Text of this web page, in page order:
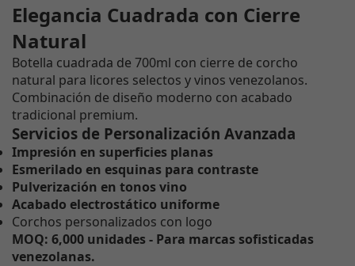
Elegancia Cuadrada con Cierre
Natural
Botella cuadrada de 700ml con cierre de corcho
natural para licores selectos y vinos venezolanos.
Combinación de diseño moderno con acabado
tradicional premium.
Servicios de Personalización Avanzada
Impresión en superficies planas
Esmerilado en esquinas para contraste
Pulverización en tonos vino
Acabado electrostático uniforme
Corchos personalizados con logo
MOQ: 6,000 unidades - Para marcas sofisticadas
venezolanas.